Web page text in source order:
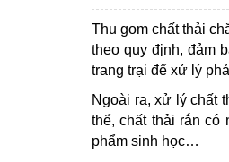
Thu gom chất thải
theo quy định, đảm
trang trại để xử lý
Ngoài ra, xử lý chất
thể, chất thải rắn có
phẩm sinh học…